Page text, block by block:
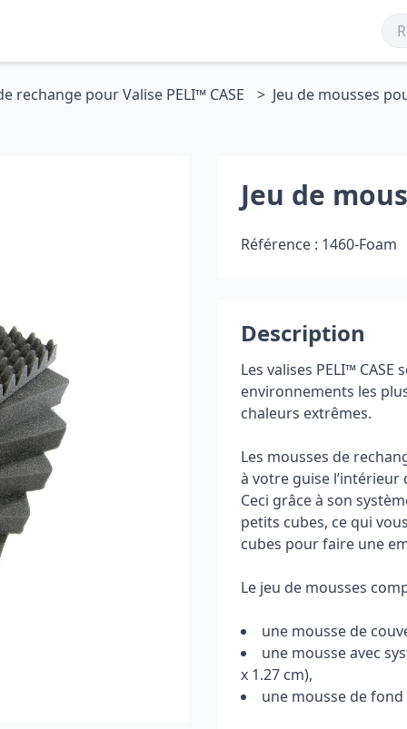
rechange pour Valise PELI™ CASE Jeu de mousses
Jeu de
Référence : 1460-Foam
Description
Les valises PELI™ CASE
environnements les
chaleurs extrêmes.
Les mousses de
à votre guise
Ceci grâce à son
petits cubes, ce qui
cubes pour faire une
Le jeu de mousses
une mousse de
une mousse avec
x 1.27 cm),
une mousse de